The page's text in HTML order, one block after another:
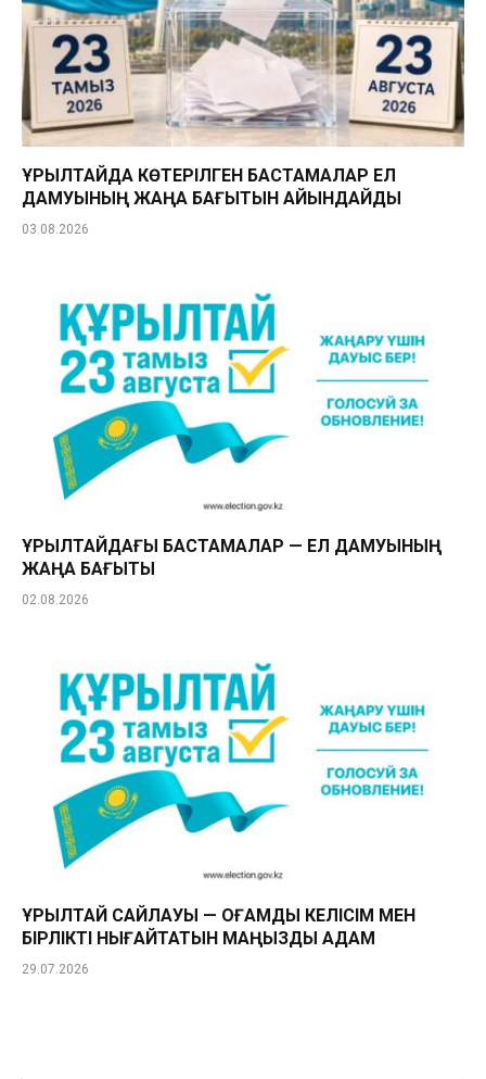
ҚҰРЫЛТАЙДА КӨТЕРІЛГЕН БАСТАМАЛАР ЕЛ
ДАМУЫНЫҢ ЖАҢА БАҒЫТЫН АЙҚЫНДАЙДЫ
03.08.2026
ҚҰРЫЛТАЙДАҒЫ БАСТАМАЛАР — ЕЛ ДАМУЫНЫҢ
ЖАҢА БАҒЫТЫ
02.08.2026
ҚҰРЫЛТАЙ САЙЛАУЫ — ҚОҒАМДЫҚ КЕЛІСІМ МЕН
БІРЛІКТІ НЫҒАЙТАТЫН МАҢЫЗДЫ ҚАДАМ
29.07.2026